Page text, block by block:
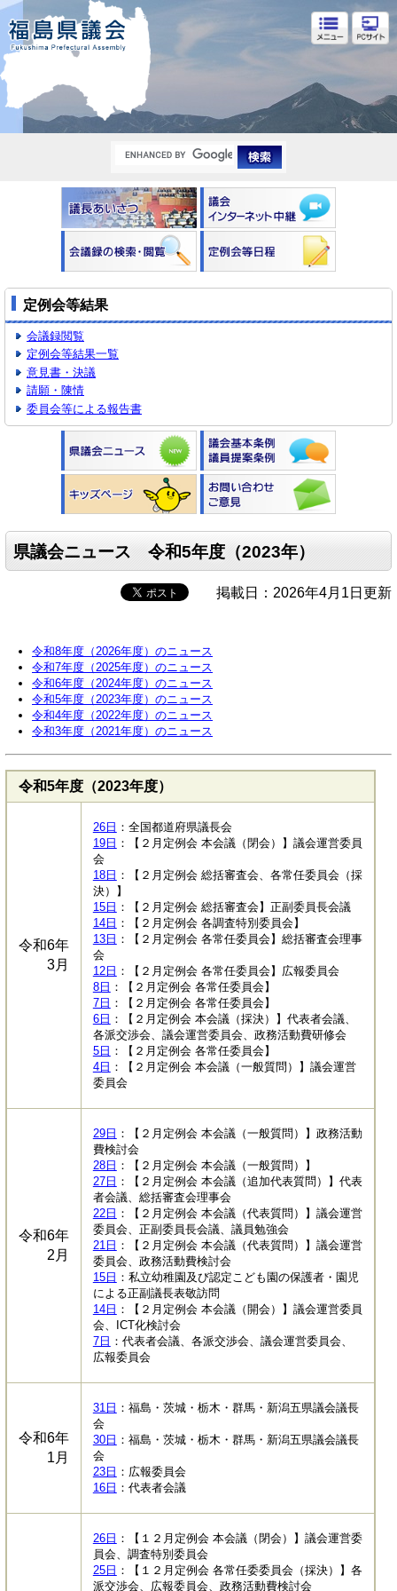
福島県議会
定例会等結果
会議録閲覧
定例会等結果一覧
意見書・決議
請願・陳情
委員会等による報告書
県議会ニュース 令和5年度（2023年）
掲載日：2026年4月1日更新
令和8年度（2026年度）のニュース
令和7年度（2025年度）のニュース
令和6年度（2024年度）のニュース
令和5年度（2023年度）のニュース
令和4年度（2022年度）のニュース
令和3年度（2021年度）のニュース
令和5年度（2023年度）
令和6年
3月
26日 ：全国都道府県議長会
19日 ：【２月定例会 本会議（閉会）】議会運営委員
会
18日 ：【２月定例会 総括審査会、各常任委員会（採
決）】
15日 ：【２月定例会 総括審査会】正副委員長会議
14日 ：【２月定例会 各調査特別委員会】
13日 ：【２月定例会 各常任委員会】総括審査会理事
会
12日 ：【２月定例会 各常任委員会】広報委員会
8日 ：【２月定例会 各常任委員会】
7日 ：【２月定例会 各常任委員会】
6日 ：【２月定例会 本会議（採決）】代表者会議、
各派交渉会、議会運営委員会、政務活動費研修会
5日 ：【２月定例会 各常任委員会】
4日 ：【２月定例会 本会議（一般質問）】議会運営
委員会
令和6年
2月
29日 ：【２月定例会 本会議（一般質問）】政務活動
費検討会
28日 ：【２月定例会 本会議（一般質問）】
27日 ：【２月定例会 本会議（追加代表質問）】代表
者会議、総括審査会理事会
22日 ：【２月定例会 本会議（代表質問）】議会運営
委員会、正副委員長会議、議員勉強会
21日 ：【２月定例会 本会議（代表質問）】議会運営
委員会、政務活動費検討会
15日 ：私立幼稚園及び認定こども園の保護者・園児
による正副議長表敬訪問
14日 ：【２月定例会 本会議（開会）】議会運営委員
会、ICT化検討会
7日 ：代表者会議、各派交渉会、議会運営委員会、
広報委員会
令和6年
1月
31日 ：福島・茨城・栃木・群馬・新潟五県議会議長
会
30日 ：福島・茨城・栃木・群馬・新潟五県議会議長
会
23日 ：広報委員会
16日 ：代表者会議
26日 ：【１２月定例会 本会議（閉会）】議会運営委
員会、調査特別委員会
25日 ：【１２月定例会 各常任委委員会（採決）】各
派交渉会、広報委員会、政務活動費検討会